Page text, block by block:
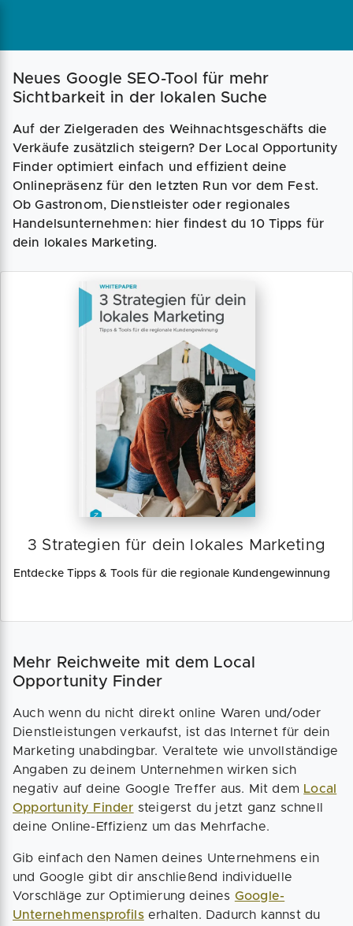
Neues Google SEO-Tool für mehr
Sichtbarkeit in der lokalen Suche
Auf der Zielgeraden des Weihnachtsgeschäfts die
Verkäufe zusätzlich steigern? Der Local Opportunity
Finder optimiert einfach und effizient deine
Onlinepräsenz für den letzten Run vor dem Fest.
Ob Gastronom, Dienstleister oder regionales
Handelsunternehmen: hier findest du 10 Tipps für
dein lokales Marketing.
3 Strategien für dein lokales Marketing
Entdecke Tipps & Tools für die regionale Kundengewinnung
Mehr Reichweite mit dem Local
Opportunity Finder
Auch wenn du nicht direkt online Waren und/oder
Dienstleistungen verkaufst, ist das Internet für dein
Marketing unabdingbar. Veraltete wie unvollständige
Angaben zu deinem Unternehmen wirken sich
negativ auf deine Google Treffer aus. Mit dem Local
Opportunity Finder steigerst du jetzt ganz schnell
deine Online-Effizienz um das Mehrfache.
Gib einfach den Namen deines Unternehmens ein
und Google gibt dir anschließend individuelle
Vorschläge zur Optimierung deines Google-
Unternehmensprofilserhalten. Dadurch kannst du